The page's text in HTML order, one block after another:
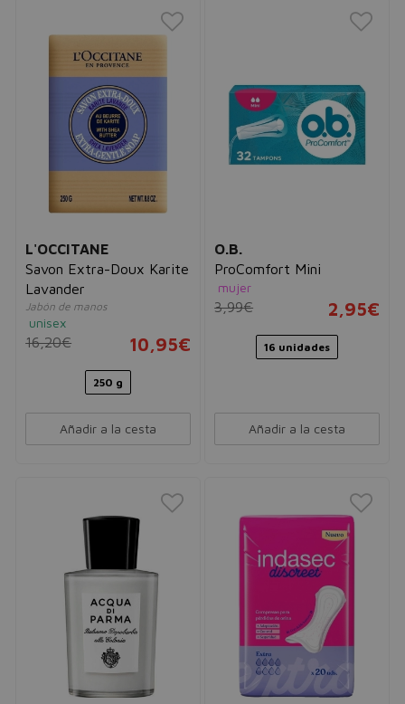
L'OCCITANE
Savon Extra-Doux Karite
Lavander
Jabón de manos
unisex
16,20€ 10,95€
250 g
Añadir a la cesta
O.B.
ProComfort Mini
mujer
3,99€ 2,95€
16 unidades
Añadir a la cesta